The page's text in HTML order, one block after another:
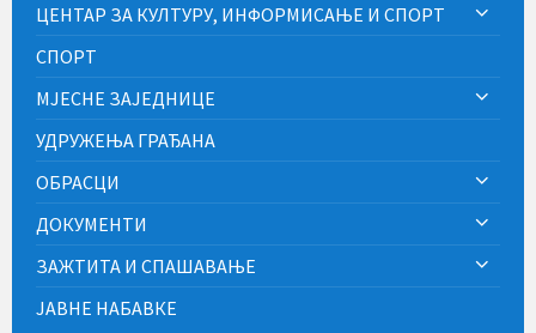
ЦЕНТАР ЗА КУЛТУРУ, ИНФОРМИСАЊЕ И СПОРТ
СПОРТ
МЈЕСНЕ ЗАЈЕДНИЦЕ
УДРУЖЕЊА ГРАЂАНА
ОБРАСЦИ
ДОКУМЕНТИ
ЗАЖТИТА И СПАШАВАЊЕ
ЈАВНЕ НАБАВКЕ